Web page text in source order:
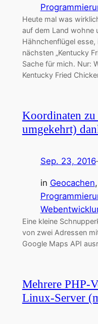
Heute mal was
auf dem Land wohne
Hähnchenflügel
nächsten „Kentucky
Sache für mich. Nur:
Kentucky Fried
Koordinaten
umgekehrt)
Sep. 23, 2016
in Geocachen,
Eine kleine
von zwei Adressen
Google Maps API
Mehrere PHP-
Linux-Server